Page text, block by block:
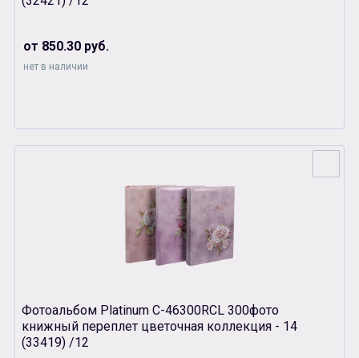
от 850.30 руб.
нет в наличии
Фотоальбом Platinum С-46300RCL 300фото
книжный переплет цветочная коллекция - 14
(33419) /12